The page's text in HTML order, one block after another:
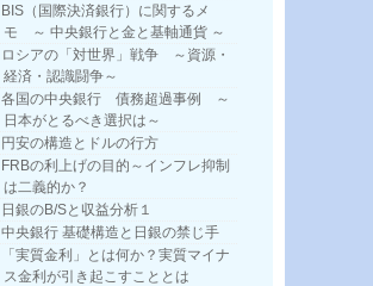
BIS（国際決済銀行）に関するメ
モ ～ 中央銀行と金と基軸通貨 ～
ロシアの「対世界」戦争 ～資源・
経済・認識闘争～
各国の中央銀行 債務超過事例 ～
日本がとるべき選択は～
円安の構造とドルの行方
FRBの利上げの目的～インフレ抑制
は二義的か？
日銀のB/Sと収益分析１
中央銀行 基礎構造と日銀の禁じ手
「実質金利」とは何か？実質マイナ
ス金利が引き起こすこととは